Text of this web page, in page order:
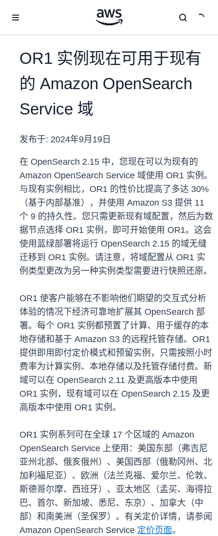
OR1 实例现在可用于现有
的 Amazon OpenSearch
Service 域
发布于: 2024年9月19日
在 OpenSearch 2.15 中，您现在可以为现有的
Amazon OpenSearch Service 域使用 OR1 实例。
与现有实例相比，OR1 的性价比提高了多达 30%
（基于内部基准），并使用 Amazon S3 提供 11
个 9 的持久性。您只需更新现有域配置，然后为数
据节点选择 OR1 实例，即可开始使用 OR1。这会
使用蓝绿部署将运行 OpenSearch 2.15 的域无缝
迁移到 OR1 实例。请注意，将域配置从 OR1 实
例类型更改为另一种实例类型需要进行快照还原。
OR1 使客户能够在不影响他们期望的交互式分析
体验的情况下经济可靠地扩展其 OpenSearch 部
署。每个 OR1 实例都预置了计算、用于缓存的本
地存储和基于 Amazon S3 的远程托管存储。OR1
提供即用即付定价模式和预留实例，只需按照小时
费率为计算实例、本地存储以及托管存储付费。新
域可以在 OpenSearch 2.11 及更高版本中使用
OR1 实例，现有域可以在 OpenSearch 2.15 及更
高版本中使用 OR1 实例。
OR1 实例系列可在全球 17 个区域的 Amazon
OpenSearch Service 上使用：美国东部（弗吉尼
亚州北部、俄亥俄州）、美国西部（俄勒冈州、北
加利福尼亚）、欧洲（法兰克福、爱尔兰、伦敦、
斯德哥尔摩、西班牙）、亚太地区（孟买、海得拉
巴、首尔、新加坡、悉尼、东京）、加拿大（中
部）和南美洲（圣保罗）。有关定价详情，请参阅
Amazon OpenSearch Service 定价页面。